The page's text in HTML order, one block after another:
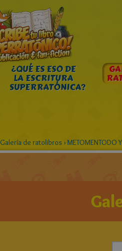
¿QUÉ ES ESO DE
LA ESCRITURA
SUPERRATÓNICA?
Galería de ratolibros ›METOMENTODO